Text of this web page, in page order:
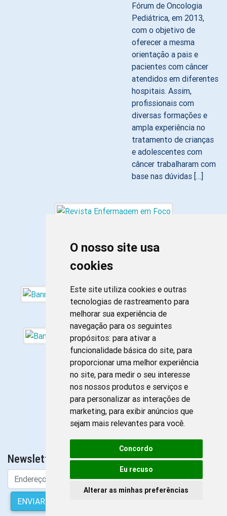
O nosso site usa
cookies
Este site utiliza cookies e outras
tecnologias de rastreamento para
melhorar sua experiência de
navegação para os seguintes
propósitos: para ativar a
funcionalidade básica do site, para
proporcionar uma melhor experiência
no site, para medir o seu interesse
nos nossos produtos e serviços e
para personalizar as interações de
marketing, para exibir anúncios que
sejam mais relevantes para você.
Concordo
Eu recuso
Alterar as minhas preferências
Fórum de Oncologia
Pediátrica, em 2013,
com o objetivo de
oferecer a mesma
orientação a pais e
pacientes com câncer
atendidos em diferentes
hospitais. Assim,
profissionais com
diversas formações e
ampla experiência no
tratamento de crianças
e adolescentes com
câncer trabalharam com
base nas dúvidas […]
Newsletter da Enfermagem
ENVIAR